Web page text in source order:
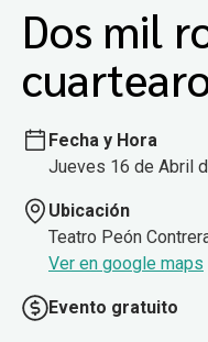
Dos mil
Fecha y Hora
Jueves 16 de Abril
Ubicación
Teatro Peón
Ver en google maps
Evento gratuito